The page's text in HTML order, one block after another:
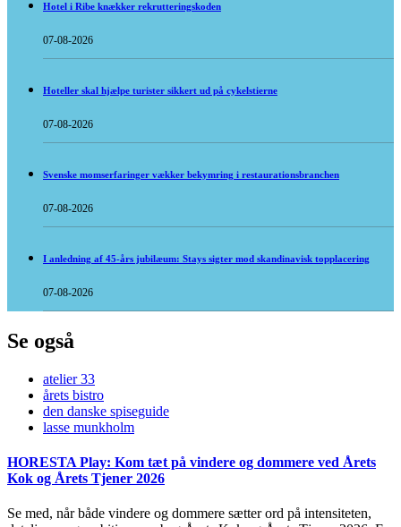
Hotel i Ribe knækker rekrutteringskoden
07-08-2026
Hoteller skal hjælpe turister sikkert ud på cykelstierne
07-08-2026
Svenske momserfaringer vækker bekymring i restaurationsbranchen
07-08-2026
I anledning af 45-års jubilæum: Stays sigter mod skandinavisk topplacering
07-08-2026
Se også
atelier 33
årets bistro
den danske spiseguide
lasse munkholm
HORESTA Play: Kom tæt på vindere og dommere ved Årets
Kok og Årets Tjener 2026
Se med, når både vindere og dommere sætter ord på intensiteten,